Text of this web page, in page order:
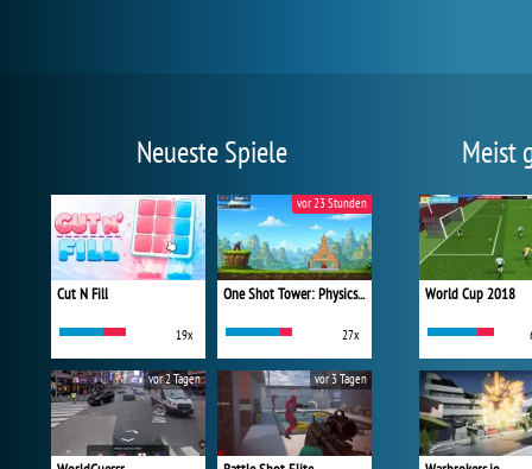
Neueste Spiele
Cut N Fill
19x
One Shot Tower: Physics Destroyer
27x
vor 23 Stunden
vor 2 Tagen vor 3 Tagen
Meist
World Cup 2018